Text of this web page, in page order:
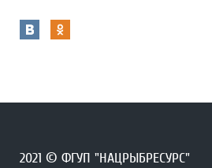
2021 © ФГУП "НАЦРЫБРЕСУРС"